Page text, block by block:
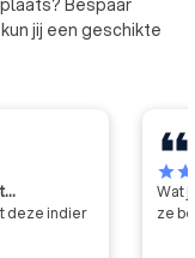
Bespaar
jij een geschikte
deze indier
starstar
Wat
ze